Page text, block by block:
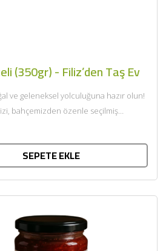
(350gr) - Filiz’den Taş Ev
ve geleneksel yolculuğuna hazır olun!
bahçemizden özenle seçilmiş
SEPETE EKLE
Kaan Olgun Hasat
Naturel Sızma Zeytinyağı
(5lt, Soğuk Sıkım) - Bilgem